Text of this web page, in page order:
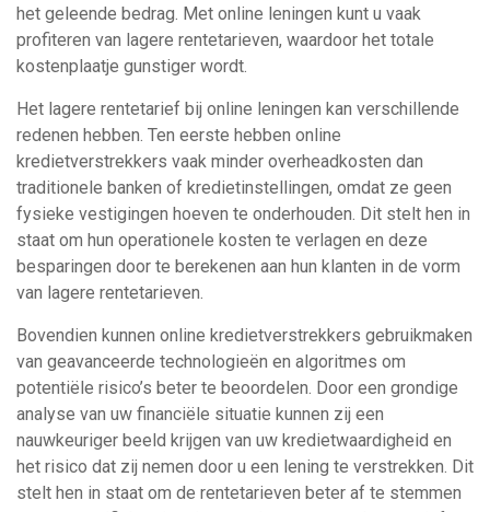
het geleende bedrag. Met online leningen kunt u vaak
profiteren van lagere rentetarieven, waardoor het totale
kostenplaatje gunstiger wordt.
Het lagere rentetarief bij online leningen kan verschillende
redenen hebben. Ten eerste hebben online
kredietverstrekkers vaak minder overheadkosten dan
traditionele banken of kredietinstellingen, omdat ze geen
fysieke vestigingen hoeven te onderhouden. Dit stelt hen in
staat om hun operationele kosten te verlagen en deze
besparingen door te berekenen aan hun klanten in de vorm
van lagere rentetarieven.
Bovendien kunnen online kredietverstrekkers gebruikmaken
van geavanceerde technologieën en algoritmes om
potentiële risico’s beter te beoordelen. Door een grondige
analyse van uw financiële situatie kunnen zij een
nauwkeuriger beeld krijgen van uw kredietwaardigheid en
het risico dat zij nemen door u een lening te verstrekken. Dit
stelt hen in staat om de rentetarieven beter af te stemmen